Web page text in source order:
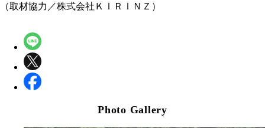
（取材協力／株式会社ＫＩＲＩＮＺ）
Photo Gallery